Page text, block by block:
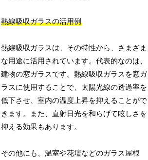
熱線吸収ガラスの活用例
熱線吸収ガラスは、その特性から、さまざま
な用途に活用されています。代表的なのは、
建物の窓ガラスです。熱線吸収ガラスを窓ガ
ラスに使用することで、太陽光線の透過率を
低下させ、室内の温度上昇を抑えることがで
きます。また、直射日光を和らげて眩しさを
抑える効果もあります。
その他にも、温室や花壇などのガラス屋根